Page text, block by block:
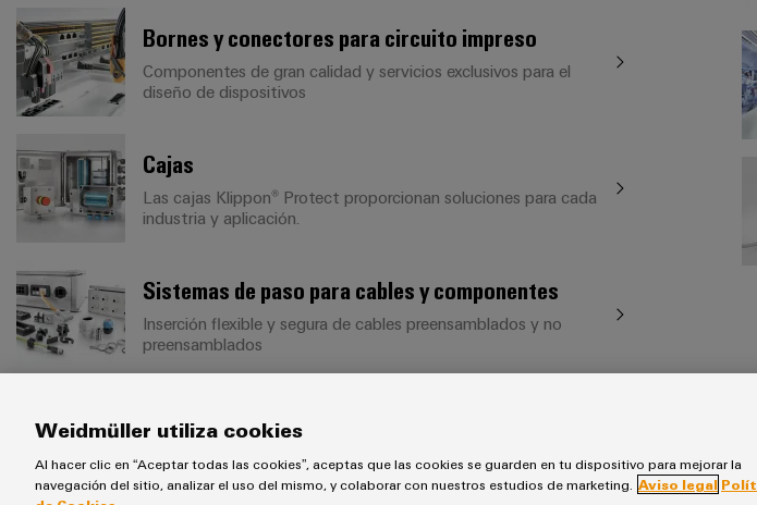
Bornes y conectores para circuito impreso
Componentes de gran calidad y servicios exclusivos para el
diseño de dispositivos
Cajas
Las cajas Klippon® Protect proporcionan soluciones para cada
industria y aplicación.
Sistemas de paso para cables y componentes
Inserción flexible y segura de cables preensamblados y no
preensamblados
Weidmüller utiliza cookies
Al hacer clic en “Aceptar todas las cookies”, aceptas que las cookies se guarden en tu dispositivo para mejorar la
navegación del sitio, analizar el uso del mismo, y colaborar con nuestros estudios de marketing. Aviso legal